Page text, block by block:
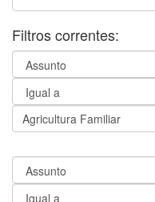
Filtros correntes: